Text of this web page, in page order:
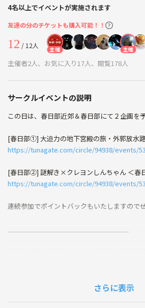
4名以上でイベントが実施されます
友達の分のチケットも購入可能！！
12 / 12人 主催 主催
主催者2人、お気に入り17人、閲覧178人
サークルイベントの説明
この日は、春日部近郊＆春日部にて２企画を予
[春日部①] 大迫力の地下宮殿の旅・外郭放水
https://tunagate.com/circle/94938/events/
[春日部②] 謎解き×クレヨンしんちゃん ＜春
https://tunagate.com/circle/94938/events/
連続参加でポイントバックもいたしますので
さらに表示